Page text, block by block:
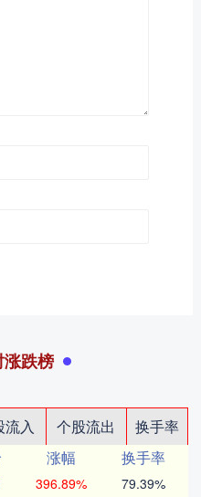
跌榜
流入 个股流出
换手率
涨幅
换手率
396.89% 79.39%